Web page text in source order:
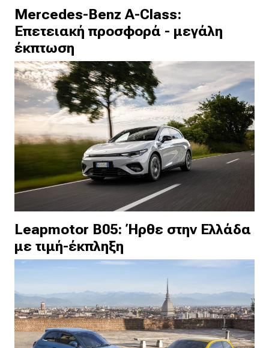
Mercedes-Benz A-Class:
Επετειακή προσφορά - μεγάλη
έκπτωση
Leapmotor B05: Ήρθε στην Ελλάδα
με τιμή-έκπληξη